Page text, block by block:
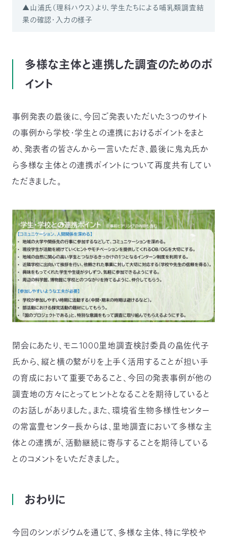
▲山浦氏（理科ハウス）より、学生たちによる哺乳類調査結
果の確認・入力の様子
多様な主体と連携した調査のためのポ
イント
事例発表の最後に、今回ご発表いただいた3つのサイト
の事例から学校・学生との連携におけるポイントをまと
め、発表者の皆さんから一言いただき、最後に鬼丸氏か
ら多様な主体との連携ポイントについて再度共有してい
ただきました。
閉会にあたり、モニ1000里地調査検討委員の畠佐代子
氏から、縦と横の繋がりを上手く活用することが担い手
の育成において重要であること、今回の発表事例が他の
調査地の方々にとってヒントとなることを期待していると
のお話しがありました。また、環境省生物多様性センター
の常富豊センター長からは、里地調査において多様な主
体との連携が、活動継続に寄与することを期待している
とのコメントをいただきました。
おわりに
今回のシンポジウムを通じて、多様な主体、特に学校や